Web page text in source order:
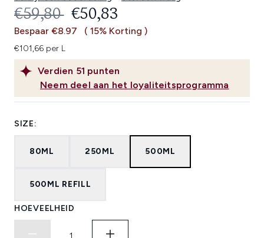
beoordelingen.
Dezelfde
paginalink.
Verdien 51 punten
Neem deel aan het loyaliteitsprogramma
RECOMMENDED RETAIL PRICE:
€59,80 HUIDIGE PRIJS:
€50,83
Bespaar €8.97 ( 15% Korting )
€101,66 per L
SIZE:
80ML 250ML 500ML
500ML REFILL
HOEVEELHEID